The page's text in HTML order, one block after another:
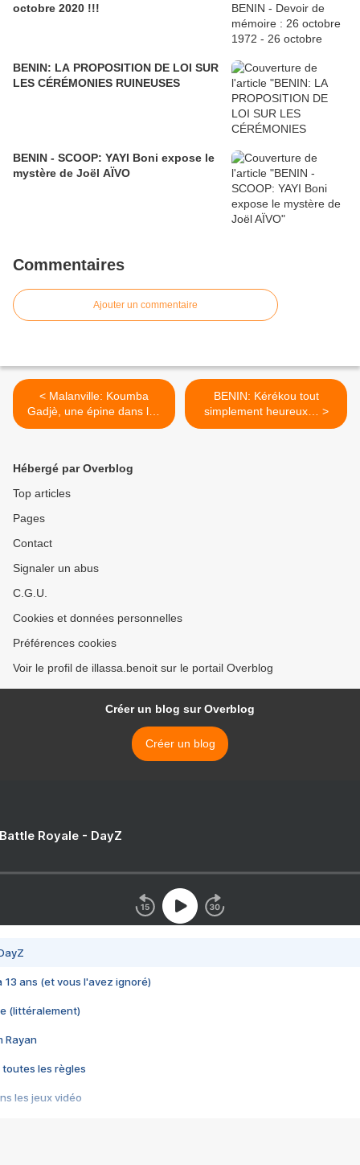
octobre 2020 !!!
BENIN: LA PROPOSITION DE LOI SUR
LES CÉRÉMONIES RUINEUSES
BENIN - SCOOP: YAYI Boni expose le
mystère de Joël AÏVO
Commentaires
Ajouter un commentaire
< Malanville: Koumba
Gadjè, une épine dans les
pieds de Boni Yayi
BENIN: Kérékou tout
simplement heureux… >
Hébergé par Overblog
Top articles
Pages
Contact
Signaler un abus
C.G.U.
Cookies et données personnelles
Préférences cookies
Voir le profil de illassa.benoit sur le portail Overblog
Créer un blog sur Overblog
Créer un blog
Royale - DayZ
13 ans (et vous l'avez ignoré)
(littéralement)
Rayan
toutes les règles
les jeux vidéo